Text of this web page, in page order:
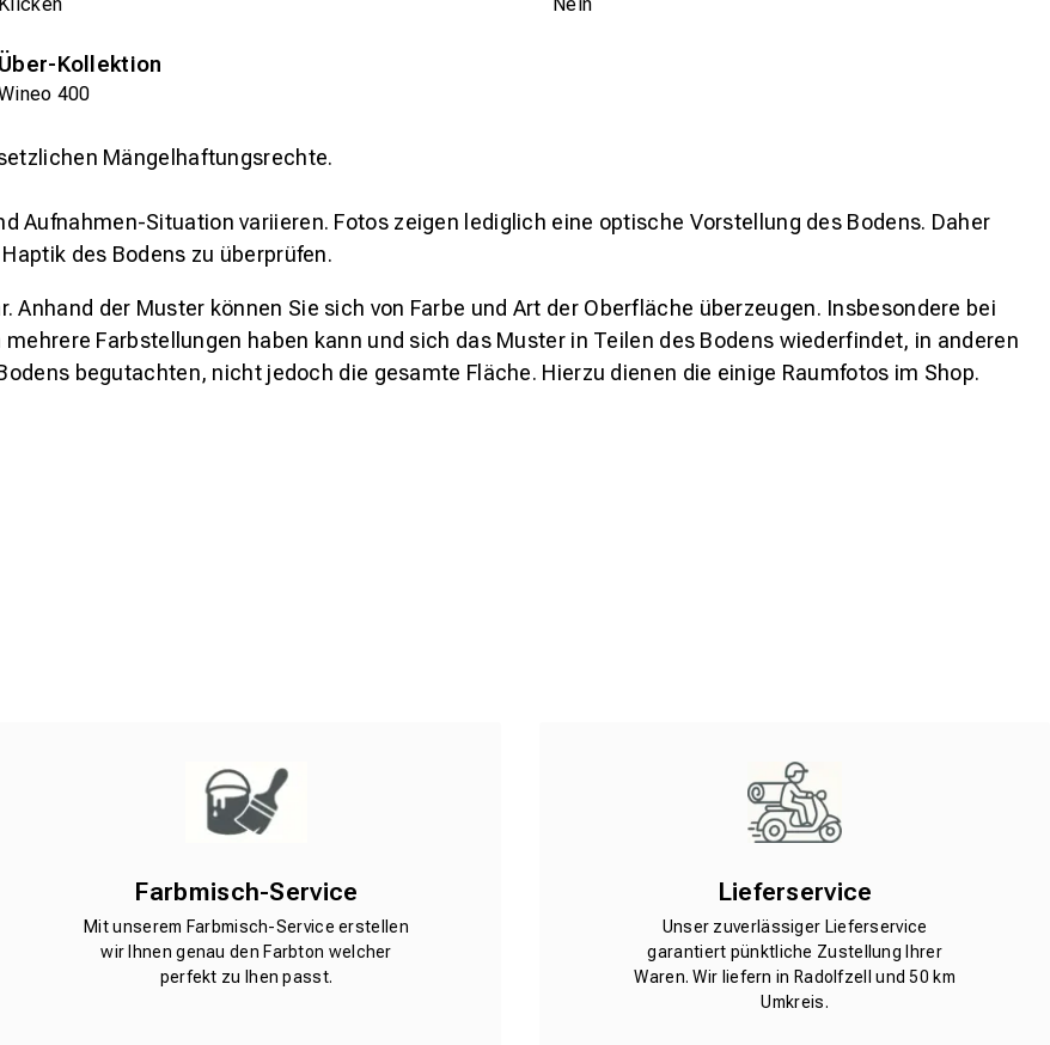
Über-Kollektion
400
Mängelhaftungsrechte.
Aufnahmen-Situation variieren. Fotos zeigen lediglich eine optische Vorstellung des Bodens. Daher
des Bodens zu überprüfen.
Anhand der Muster können Sie sich von Farbe und Art der Oberfläche überzeugen. Insbesondere bei
Farbstellungen haben kann und sich das Muster in Teilen des Bodens wiederfindet, in anderen
begutachten, nicht jedoch die gesamte Fläche. Hierzu dienen die einige Raumfotos im Shop.
Farbmisch-Service
Mit unserem Farbmisch-Service erstellen
wir Ihnen genau den Farbton welcher
perfekt zu Ihen passt.
Lieferservice
Unser zuverlässiger Lieferservice
garantiert pünktliche Zustellung Ihrer
Waren. Wir liefern in Radolfzell und 50 km
Umkreis.